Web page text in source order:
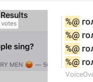
%@
%@
%@
%@